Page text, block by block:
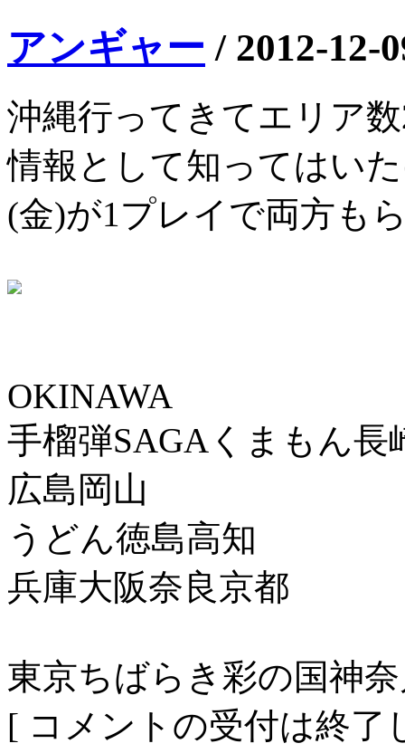
アンギャー / 2012-12-
沖縄行ってきてエリア
情報として知ってはい
(金)が1プレイで両方も
OKINAWA
手榴弾SAGAくまもん長
広島岡山
うどん徳島高知
兵庫大阪奈良京都
東京ちばらき彩の国神
[ コメントの受付は終了